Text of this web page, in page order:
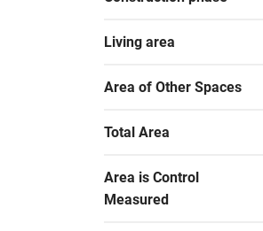
Living area
Area of Other Spaces
Total Area
Area is Control
Measured